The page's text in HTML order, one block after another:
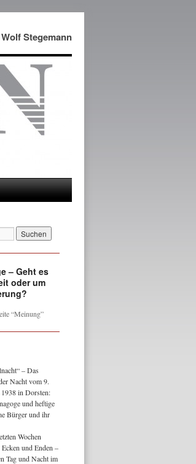
Stegemann
– Geht es
oder um
“Meinung”
– Das
Nacht vom 9.
in Dorsten:
und heftige
Bürger und ihr
Wochen
und Enden –
Tag und Nacht im